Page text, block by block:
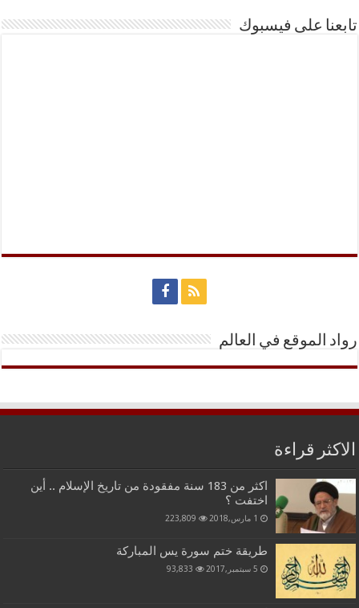
تابعنا على فيسبوك
رواد الموقع في العالم
الاكثر قراءة
اكثر من 183 سنة مفقودة من تاريخ الإسلام .. أين
اختفت ؟
1 مارس,2018 223,809
طريقة ختم سورة يس المباركة
5 سبتمبر,2017 93,833